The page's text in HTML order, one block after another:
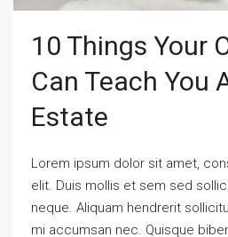
10 Things Your
Can Teach You
Estate
Lorem ipsum dolor sit amet,
elit. Duis mollis et sem sed
neque. Aliquam hendrerit
mi accumsan nec. Quisque